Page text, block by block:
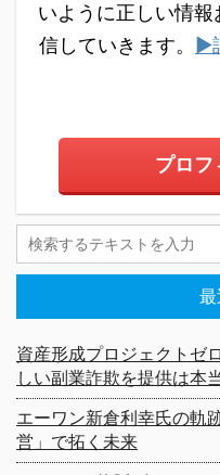
いように正しい情
信していきます。
▶
プロフ
資産形成プロジェクトゼ
しい副業詐欺を提供は本
エーワン新倉利幸氏の軌
営」で拓く未来